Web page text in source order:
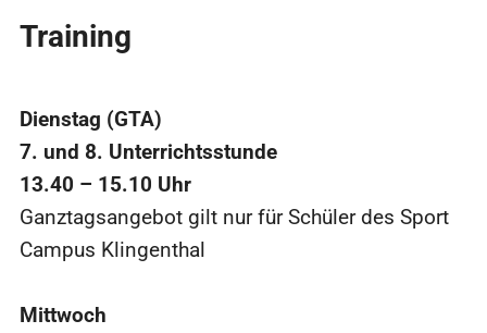
Training
Dienstag (GTA)
7. und 8. Unterrichtsstunde
13.40 – 15.10 Uhr
Ganztagsangebot gilt nur für Schüler des Sport
Campus Klingenthal
Mittwoch